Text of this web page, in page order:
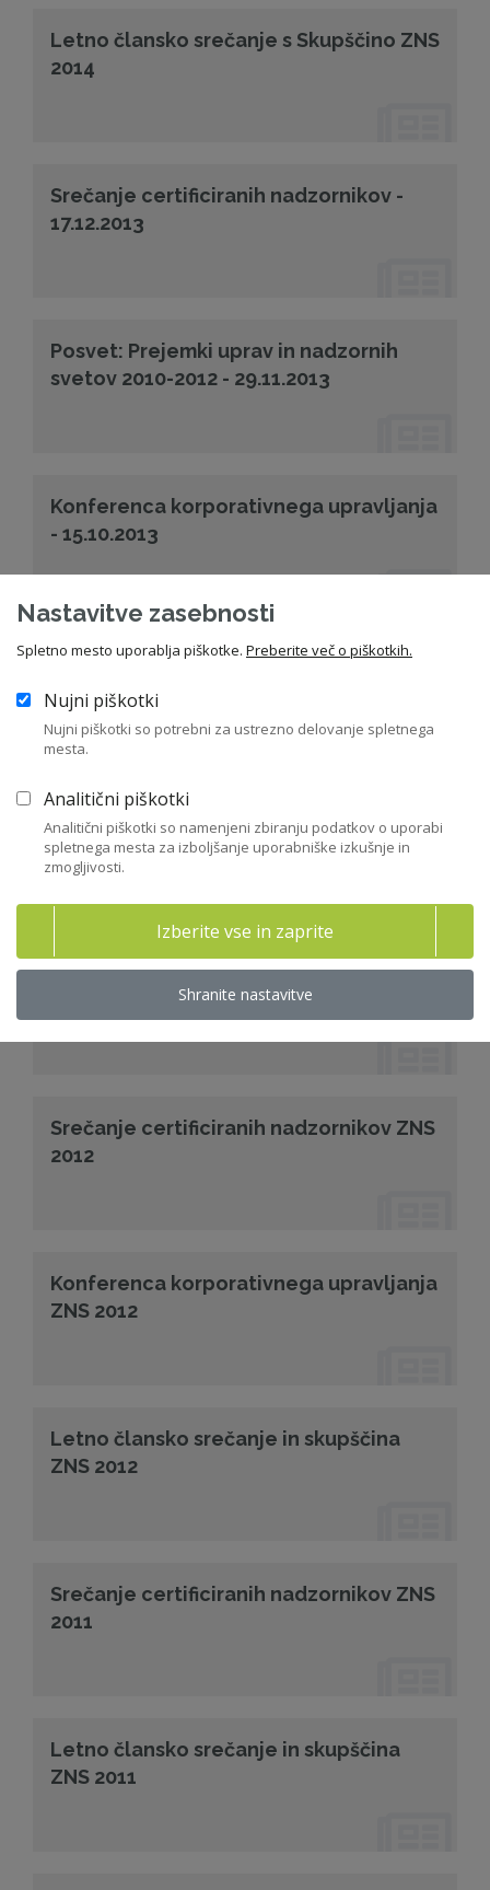
Letno člansko srečanje s Skupščino ZNS
2014
Srečanje certificiranih nadzornikov -
17.12.2013
Posvet: Prejemki uprav in nadzornih
svetov 2010-2012 - 29.11.2013
Konferenca korporativnega upravljanja
- 15.10.2013
Posvet: Revizijske komisije v praksi -
17.9.2013
Posvet ZNS: Prihodnost upravljanja
družb v državni lasti
Letno člansko srečanje in Skupščina
Srečanje certificiranih nadzornikov ZNS
2012
Konferenca korporativnega upravljanja
ZNS 2012
Letno člansko srečanje in skupščina
ZNS 2012
Srečanje certificiranih nadzornikov ZNS
2011
Letno člansko srečanje in skupščina
ZNS 2011
Nastavitve zasebnosti
Spletno mesto uporablja piškotke. Preberite več o piškotkih.
Nujni piškotki
Nujni piškotki so potrebni za ustrezno delovanje spletnega
mesta.
Analitični piškotki
Analitični piškotki so namenjeni zbiranju podatkov o uporabi
spletnega mesta za izboljšanje uporabniške izkušnje in
zmogljivosti.
Izberite vse in zaprite
Shranite nastavitve